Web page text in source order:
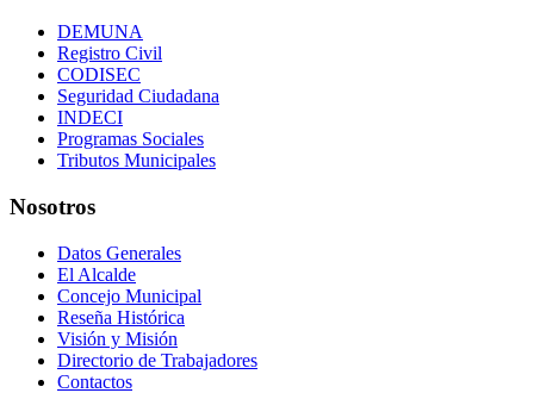
DEMUNA
Registro Civil
CODISEC
Seguridad Ciudadana
INDECI
Programas Sociales
Tributos Municipales
Nosotros
Datos Generales
El Alcalde
Concejo Municipal
Reseña Histórica
Visión y Misión
Directorio de Trabajadores
Contactos